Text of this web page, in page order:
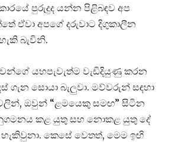
පුරුදුද යන්න පිළිබඳව අප
ඒවා අපගේ දරුවාට දිගුකාලීන
බැවිනි.
යහපැවැත්ම වැඩිදියුණු කරන
ගැන සොයා බැලුවා. මව්වරුන් සඳහා
ඔවුන් “ළමයෙකු සමඟ” සිටින
කළ යුතු සහ නොකළ යුතු දේ
හැකිවුනා. කෙසේ වෙතත්, මෙම ඉඟි